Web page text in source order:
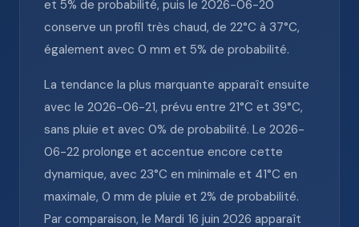
et 5% de probabilité, puis le 2026-06-20
conserve un profil très chaud, de 22°C à 37°C,
également avec 0 mm et 5% de probabilité.
La tendance la plus marquante apparaît ensuite
avec le 2026-06-21, prévu entre 21°C et 39°C,
sans pluie et avec 0% de probabilité. Le 2026-
06-22 prolonge et accentue encore cette
dynamique, avec 23°C en minimale et 41°C en
maximale, 0 mm de pluie et 2% de probabilité.
Par comparaison, le Mardi 16 juin 2026 apparaît